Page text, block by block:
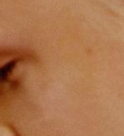
Spesielt
Språk
E-blad